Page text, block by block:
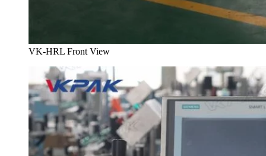
VK-HRL Front View